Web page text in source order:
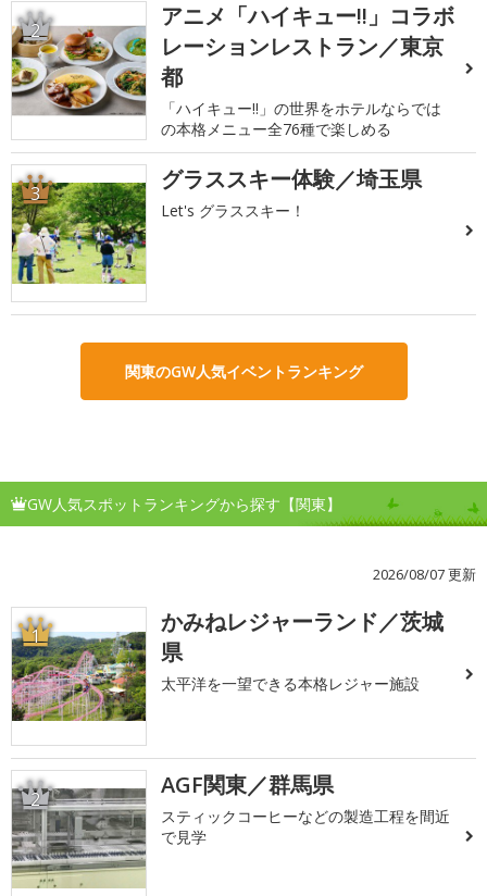
2
アニメ「ハイキュー!!」コラボ
レーションレストラン／東京
都
「ハイキュー!!」の世界をホテルならでは
の本格メニュー全76種で楽しめる
3 グラススキー体験／埼玉県
Let's グラススキー！
関東のGW人気イベントランキング
GW人気スポットランキングから探す【関東】
2026/08/07 更新
1
かみねレジャーランド／茨城
県
太平洋を一望できる本格レジャー施設
2 AGF関東／群馬県
スティックコーヒーなどの製造工程を間近
で見学